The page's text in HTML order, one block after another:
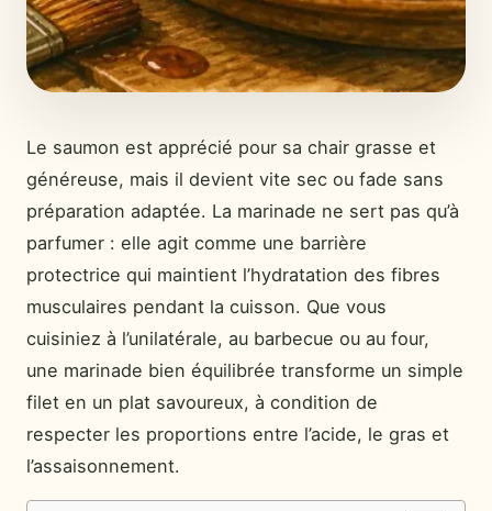
Le saumon est apprécié pour sa chair grasse et
généreuse, mais il devient vite sec ou fade sans
préparation adaptée. La marinade ne sert pas qu’à
parfumer : elle agit comme une barrière
protectrice qui maintient l’hydratation des fibres
musculaires pendant la cuisson. Que vous
cuisiniez à l’unilatérale, au barbecue ou au four,
une marinade bien équilibrée transforme un simple
filet en un plat savoureux, à condition de
respecter les proportions entre l’acide, le gras et
l’assaisonnement.